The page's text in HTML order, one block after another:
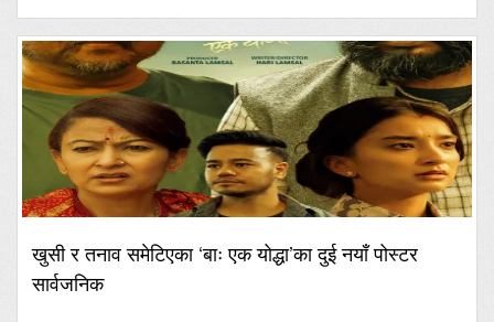
खुसी र तनाव समेटिएका ‘बाः एक योद्धा’का दुई नयाँ पोस्टर
सार्वजनिक